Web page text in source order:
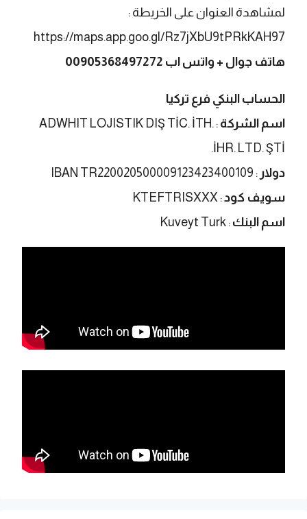
لمشاهدة العنوان على الخريطة :
https://maps.app.goo.gl/Rz7jXbU9tPRkKAH97
هاتف جوال + واتس اب 00905368497272
الحساب البنكي فرع تركيا
اسم الشركة : ADWHIT LOJISTIK DIŞ TİC. İTH.
İHR. LTD. ŞTİ.
دولار : IBAN TR220020500009123423400109
سويف كود: KTEFTRISXXX
اسم البنك : Kuveyt Turk